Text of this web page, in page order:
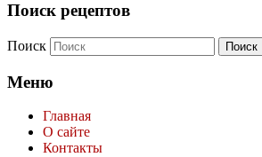
Поиск рецептов
Поиск
Меню
Главная
О сайте
Контакты